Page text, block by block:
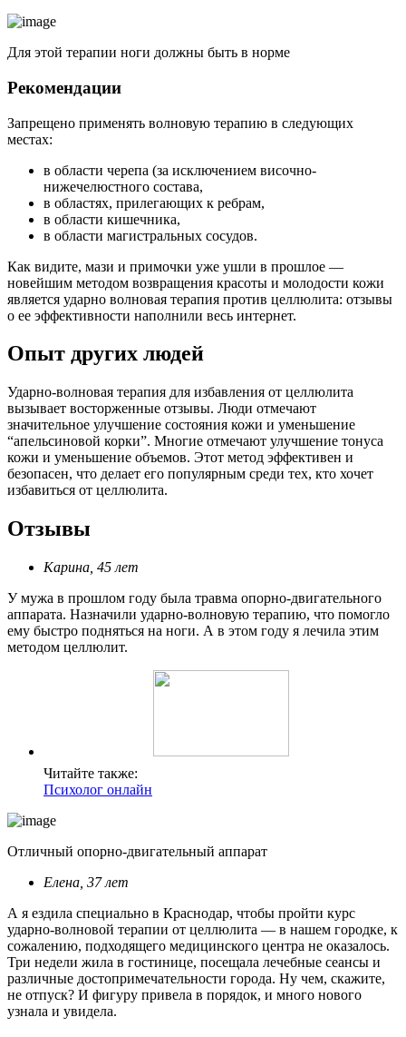
Для этой терапии ноги должны быть в норме
Рекомендации
Запрещено применять волновую терапию в следующих
местах:
в области черепа (за исключением височно-
нижечелюстного состава,
в областях, прилегающих к ребрам,
в области кишечника,
в области магистральных сосудов.
Как видите, мази и примочки уже ушли в прошлое —
новейшим методом возвращения красоты и молодости кожи
является ударно волновая терапия против целлюлита: отзывы
о ее эффективности наполнили весь интернет.
Опыт других людей
Ударно-волновая терапия для избавления от целлюлита
вызывает восторженные отзывы. Люди отмечают
значительное улучшение состояния кожи и уменьшение
“апельсиновой корки”. Многие отмечают улучшение тонуса
кожи и уменьшение объемов. Этот метод эффективен и
безопасен, что делает его популярным среди тех, кто хочет
избавиться от целлюлита.
Отзывы
Карина, 45 лет
У мужа в прошлом году была травма опорно-двигательного
аппарата. Назначили ударно-волновую терапию, что помогло
ему быстро подняться на ноги. А в этом году я лечила этим
методом целлюлит.
Читайте также:
Психолог онлайн
Отличный опорно-двигательный аппарат
Елена, 37 лет
А я ездила специально в Краснодар, чтобы пройти курс
ударно-волновой терапии от целлюлита — в нашем городке, к
сожалению, подходящего медицинского центра не оказалось.
Три недели жила в гостинице, посещала лечебные сеансы и
различные достопримечательности города. Ну чем, скажите,
не отпуск? И фигуру привела в порядок, и много нового
узнала и увидела.